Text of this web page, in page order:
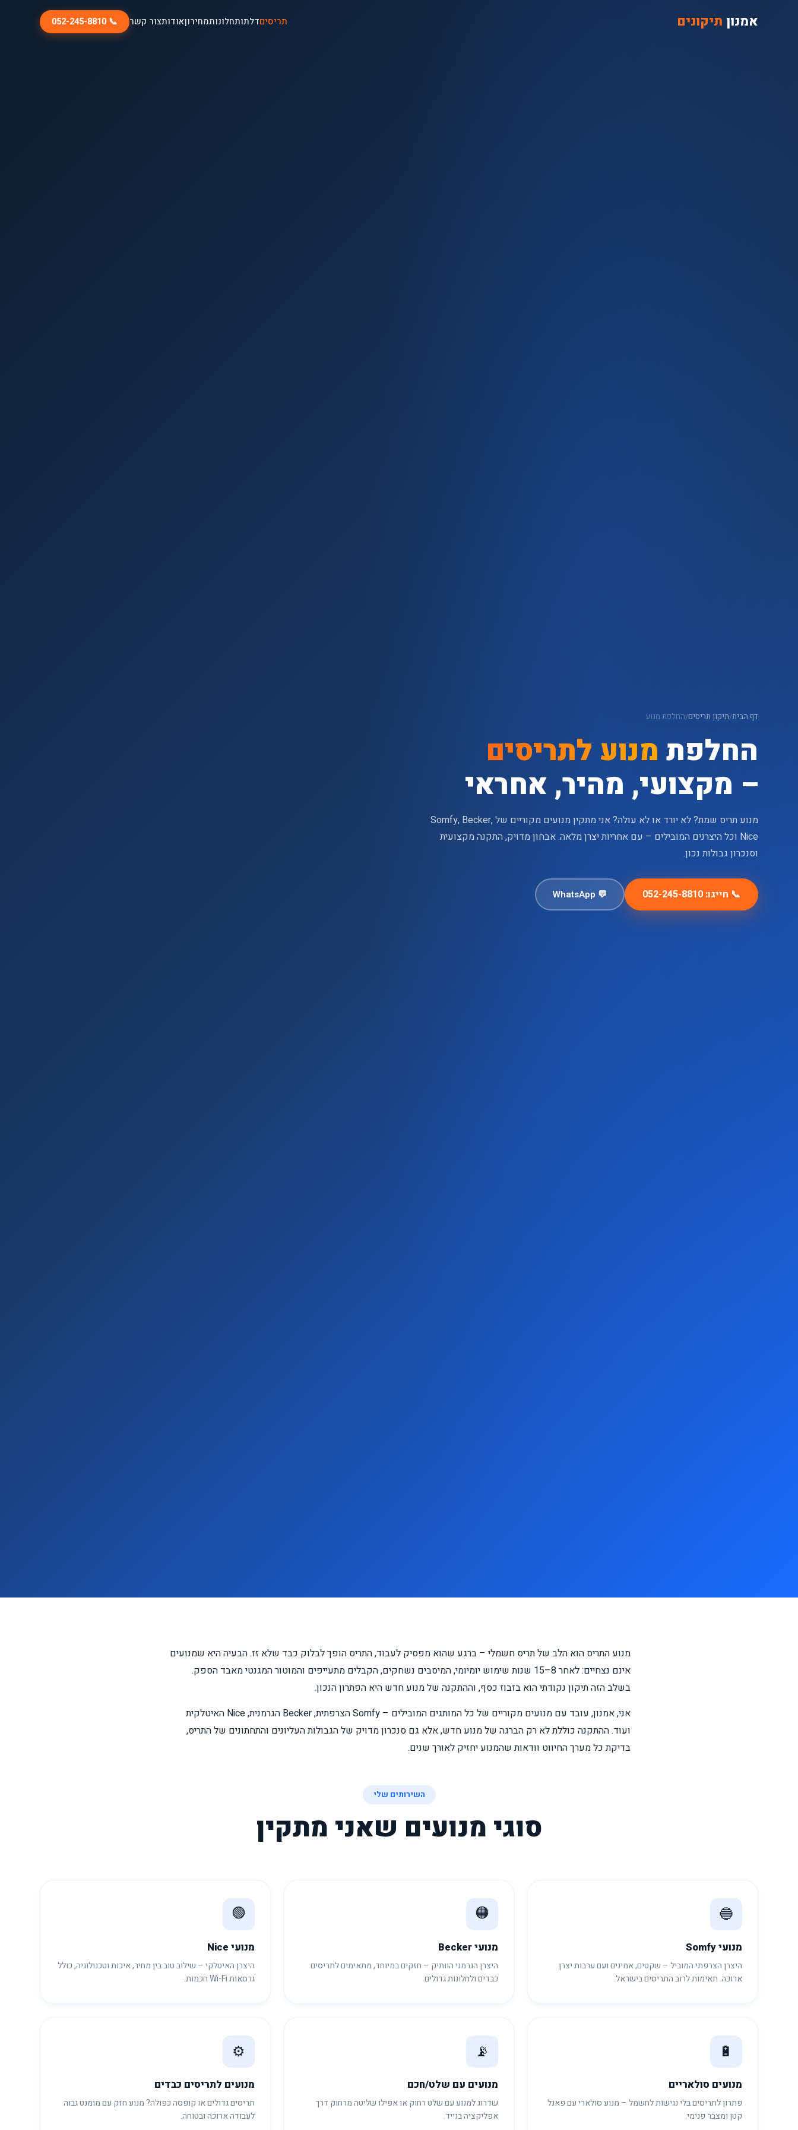
אמנון תיקונים תריסיםדלתותחלונותמחירוןאודותצור קשר 📞 052-245-8810
דף הבית/תיקון תריסים/החלפת מנוע
החלפת מנוע לתריסים
– מקצועי, מהיר, אחראי
מנוע תריס שמת? לא יורד או לא עולה? אני מתקין מנועים מקוריים של Somfy, Becker,
Nice וכל היצרנים המובילים – עם אחריות יצרן מלאה. אבחון מדויק, התקנה מקצועית
וסנכרון גבולות נכון.
📞 חייגו: 052-245-8810 💬 WhatsApp
מנוע התריס הוא הלב של תריס חשמלי – ברגע שהוא מפסיק לעבוד, התריס הופך לבלוק כבד שלא זז. הבעיה היא שמנועים
אינם נצחיים: לאחר 8–15 שנות שימוש יומיומי, המיסבים נשחקים, הקבלים מתעייפים והמוטור המגנטי מאבד הספק.
בשלב הזה תיקון נקודתי הוא בזבוז כסף, וההתקנה של מנוע חדש היא הפתרון הנכון.
אני, אמנון, עובד עם מנועים מקוריים של כל המותגים המובילים – Somfy הצרפתית, Becker הגרמנית, Nice האיטלקית
ועוד. ההתקנה כוללת לא רק הברגה של מנוע חדש, אלא גם סנכרון מדויק של הגבולות העליונים והתחתונים של התריס,
בדיקת כל מערך החיווט וודאות שהמנוע יחזיק לאורך שנים.
השירותים שלי
סוגי מנועים שאני מתקין
🔵
מנועי Somfy
היצרן הצרפתי המוביל – שקטים, אמינים ועם ערבות יצרן
ארוכה. תאימות לרוב התריסים בישראל.
🟠
מנועי Becker
היצרן הגרמני הוותיק – חזקים במיוחד, מתאימים לתריסים
כבדים ולחלונות גדולים.
🟢
מנועי Nice
היצרן האיטלקי – שילוב טוב בין מחיר, איכות וטכנולוגיה, כולל
גרסאות Wi-Fi חכמות.
🔋
מנועים סולאריים
פתרון לתריסים בלי נגישות לחשמל – מנוע סולארי עם פאנל
קטן ומצבר פנימי.
📡
מנועים עם שלט/חכם
שדרוג למנוע עם שלט רחוק או אפילו שליטה מרחוק דרך
אפליקציה בנייד.
⚙️
מנועים לתריסים כבדים
תריסים גדולים או קופסה כפולה? מנוע חזק עם מומנט גבוה
לעבודה ארוכה ובטוחה.